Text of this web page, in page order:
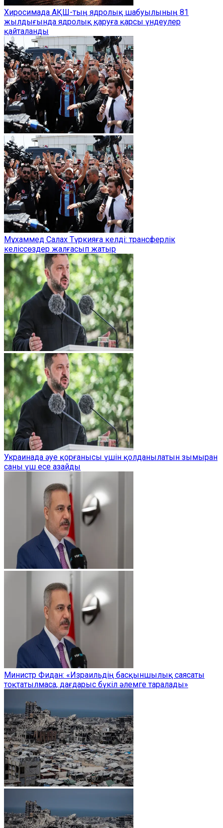
Хиросимада АҚШ-тың ядролық шабуылының 81
жылдығында ядролық қаруға қарсы үндеулер
қайталанды
Мұхаммед Салах Түркияға келді: трансферлік
келіссөздер жалғасып жатыр
Украинада әуе қорғанысы үшін қолданылатын зымыран
саны үш есе азайды
Министр Фидан: «Израильдің басқыншылық саясаты
тоқтатылмаса, дағдарыс бүкіл әлемге таралады»